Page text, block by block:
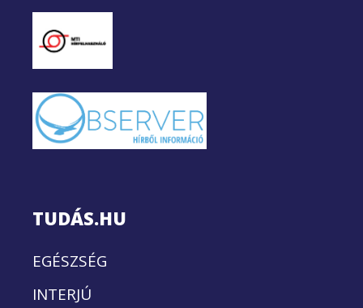
TUDÁS.HU
EGÉSZSÉG
INTERJÚ